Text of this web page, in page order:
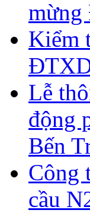
mừng
Kiểm
Lễ
động
Bến
Công
cầu